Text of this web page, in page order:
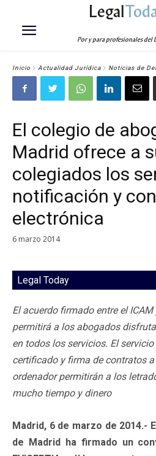
Legal
Por y para profesionales del
Inicio Actualidad Jurídica Noticias de
El colegio de
Madrid ofrece a
colegiados los
notificación y
electrónica
6 marzo 2014
Legal Today
El acuerdo firmado entre el ICAM
permitirá a los abogados
en todos los servicios. El
certificado y firma de contratos
ordenador permitirán a los
mucho tiempo y dinero
Madrid, 6 de marzo de 2014.-
de Madrid ha firmado un